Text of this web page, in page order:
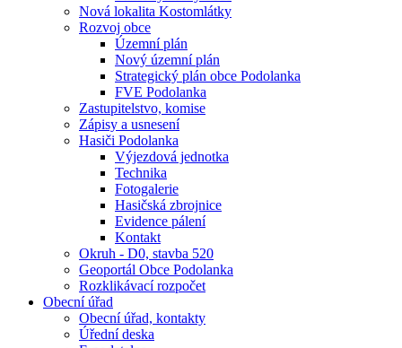
Nová lokalita Kostomlátky
Rozvoj obce
Územní plán
Nový územní plán
Strategický plán obce Podolanka
FVE Podolanka
Zastupitelstvo, komise
Zápisy a usnesení
Hasiči Podolanka
Výjezdová jednotka
Technika
Fotogalerie
Hasičská zbrojnice
Evidence pálení
Kontakt
Okruh - D0, stavba 520
Geoportál Obce Podolanka
Rozklikávací rozpočet
Obecní úřad
Obecní úřad, kontakty
Úřední deska